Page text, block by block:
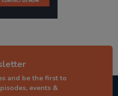
and be the first to
events &